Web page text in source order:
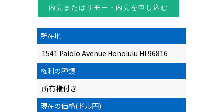
内見またはリモート内見を申し込む
所在地
1541 Palolo Avenue Honolulu HI 96816
権利の種類
所有権付き
現在の価格(ドル円)